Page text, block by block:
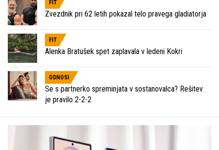
FIT
Zvezdnik pri 62 letih pokazal telo pravega gladiatorja
FIT
Alenka Bratušek spet zaplavala v ledeni Kokri
ODNOSI
Se s partnerko spreminjata v sostanovalca? Rešitev
je pravilo 2-2-2